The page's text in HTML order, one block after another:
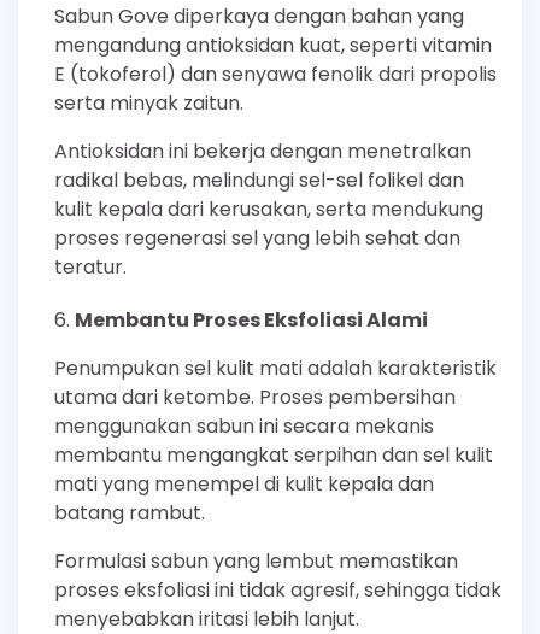
Sabun Gove diperkaya dengan bahan yang
mengandung antioksidan kuat, seperti vitamin
E (tokoferol) dan senyawa fenolik dari propolis
serta minyak zaitun.
Antioksidan ini bekerja dengan menetralkan
radikal bebas, melindungi sel-sel folikel dan
kulit kepala dari kerusakan, serta mendukung
proses regenerasi sel yang lebih sehat dan
teratur.
Membantu Proses Eksfoliasi Alami
Penumpukan sel kulit mati adalah karakteristik
utama dari ketombe. Proses pembersihan
menggunakan sabun ini secara mekanis
membantu mengangkat serpihan dan sel kulit
mati yang menempel di kulit kepala dan
batang rambut.
Formulasi sabun yang lembut memastikan
proses eksfoliasi ini tidak agresif, sehingga tidak
menyebabkan iritasi lebih lanjut.